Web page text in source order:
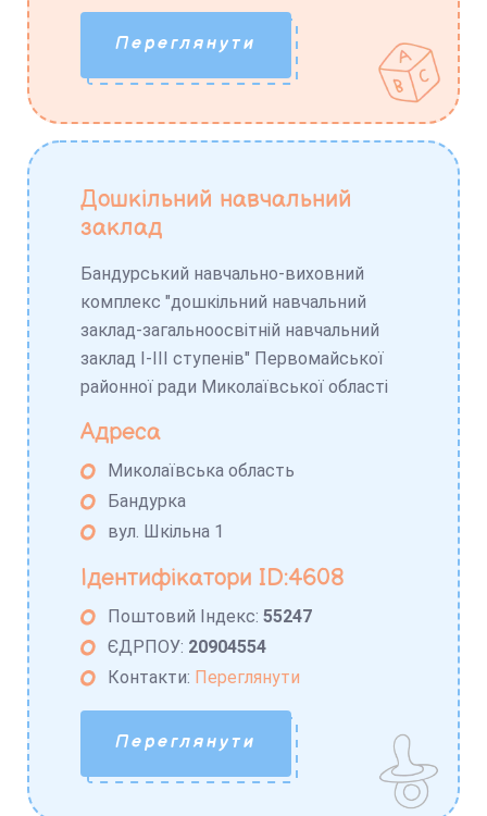
Переглянути
Дошкільний навчальний
заклад
Бандурський навчально-виховний
комплекс "дошкільний навчальний
заклад-загальноосвітній навчальний
заклад І-ІІІ ступенів" Первомайської
районної ради Миколаївської області
Адреса
Миколаївська область
Бандурка
вул. Шкільна 1
Ідентифікатори ID:4608
Поштовий Індекс:55247
ЄДРПОУ: 20904554
Контакти: Переглянути
Переглянути